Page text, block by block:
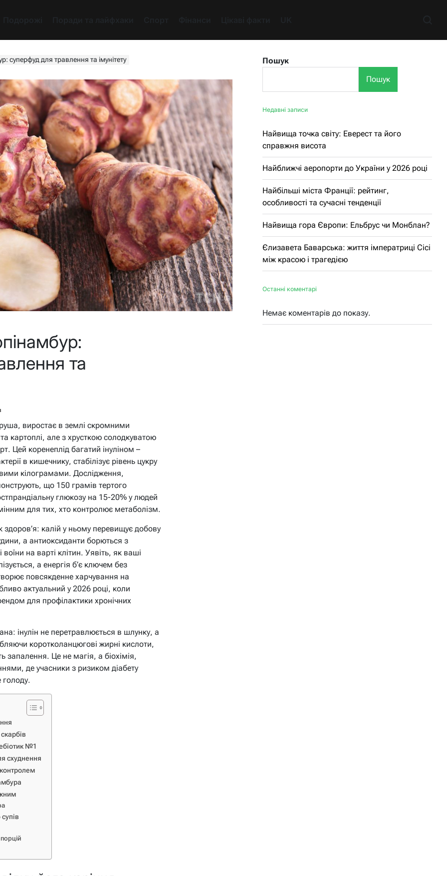
суперфуд для травлення та імунітету
та
виростає в землі скромними
картоплі, але з хрусткою солодкуватою
Цей коренеплід багатий інуліном –
в кишечнику, стабілізує рівень цукру
кілограмами. Дослідження,
що 150 грамів тертого
глюкозу на 15-20% у людей
для тих, хто контролює метаболізм.
калій у ньому перевищує добову
а антиоксиданти борються з
на варті клітин. Уявіть, як ваші
а енергія б’є ключем без
повсякденне харчування на
актуальний у 2026 році, коли
для профілактики хронічних
інулін не перетравлюється в шлунку, а
коротколанцюгові жирні кислоти,
запалення. Це не магія, а біохімія,
де учасники з ризиком діабету
голоду.
№1
схуднення
Пошук
Пошук
Недавні записи
Найвища точка світу: Еверест та його
справжня висота
Найближчі аеропорти до України у 2026 році
Найбільші міста Франції: рейтинг,
особливості та сучасні тенденції
Найвища гора Європи: Ельбрус чи Монблан?
Єлизавета Баварська: життя імператриці Сісі
між красою і трагедією
Останні коментарі
Немає коментарів до показу.